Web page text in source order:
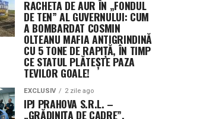
RACHETA DE AUR ÎN „FONDUL
DE TEN” AL GUVERNULUI: CUM
A BOMBARDAT COSMIN
OLTEANU MAFIA ANTIGRINDINĂ
CU 5 TONE DE RAPIȚĂ, ÎN TIMP
CE STATUL PLĂTEȘTE PAZA
TEVILOR GOALE!
EXCLUSIV 2 zile ago
IPJ PRAHOVA S.R.L. –
„GRĂDINIȚA DE CADRE”,